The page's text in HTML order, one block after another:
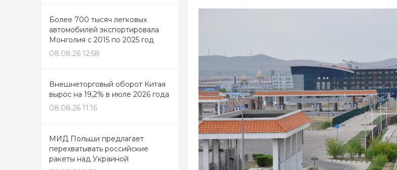
Более 700 тысяч легковых
автомобилей экспортировала
Монголия с 2015 по 2025 год
08.08.26 12:58
Внешнеторговый оборот Китая
вырос на 19,2% в июле 2026 года
08.08.26 11:16
МИД Польши предлагает
перехватывать российские
ракеты над Украиной